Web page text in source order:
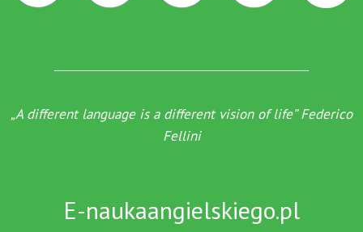
„A different language is a different vision of life” Federico
Fellini
E-naukaangielskiego.pl